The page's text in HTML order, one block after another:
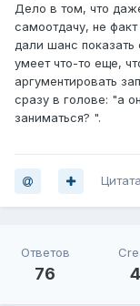
Дело в том, что
самоотдачу, не
дали шанс показать
умеет что-то еще,
аргументировать
сразу в голове: "а
заниматься? ".
Цитата
Ответов
76